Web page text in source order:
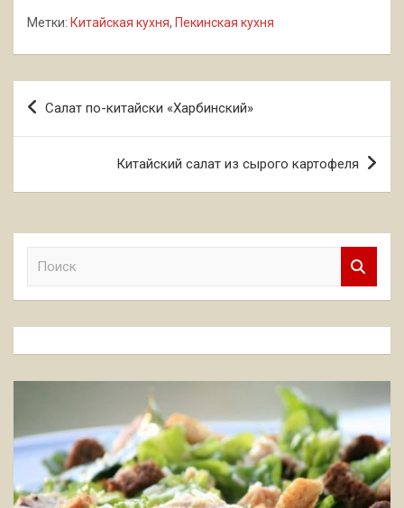
Метки: Китайская кухня, Пекинская кухня
Навигация
Салат по-китайски «Харбинский»
Китайский салат из сырого картофеля
к